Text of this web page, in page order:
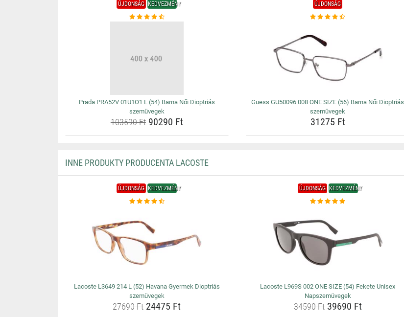
ÚJDONSÁG KEDVEZMÉNY
Prada PRA52V 01U1O1 L (54) Barna Női Dioptriás
szemüvegek
103590 Ft90290 Ft
ÚJDONSÁG
Guess GU50096 008 ONE SIZE (56) Barna Női Dioptriás
szemüvegek
31275 Ft
INNE PRODUKTY PRODUCENTA LACOSTE
ÚJDONSÁG KEDVEZMÉNY
Lacoste L3649 214 L (52) Havana Gyermek Dioptriás
szemüvegek
27690 Ft24475 Ft
ÚJDONSÁG KEDVEZMÉNY
Lacoste L969S 002 ONE SIZE (54) Fekete Unisex
Napszemüvegek
34590 Ft39690 Ft